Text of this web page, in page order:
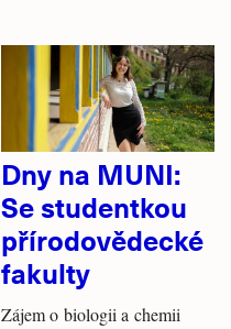
Dny na MUNI:
Se studentkou
přírodovědecké
fakulty
Zájem o biologii a chemii